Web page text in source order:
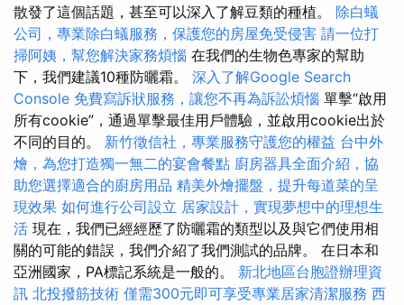
散發了這個話題，甚至可以深入了解豆類的種植。 除白蟻
公司，專業除白蟻服務，保護您的房屋免受侵害 請一位打
掃阿姨，幫您解決家務煩惱 在我們的生物色專家的幫助
下，我們建議10種防曬霜。 深入了解Google Search
Console 免費寫訴狀服務，讓您不再為訴訟煩惱 單擊“啟用
所有cookie”，通過單擊最佳用戶體驗，並啟用cookie出於
不同的目的。 新竹徵信社，專業服務守護您的權益 台中外
燴，為您打造獨一無二的宴會餐點 廚房器具全面介紹，協
助您選擇適合的廚房用品 精美外燴擺盤，提升每道菜的呈
現效果 如何進行公司設立 居家設計，實現夢想中的理想生
活 現在，我們已經經歷了防曬霜的類型以及與它們使用相
關的可能的錯誤，我們介紹了我們測試的品牌。 在日本和
亞洲國家，PA標記系統是一般的。 新北地區台胞證辦理資
訊 北投撥筋技術 僅需300元即可享受專業居家清潔服務 西